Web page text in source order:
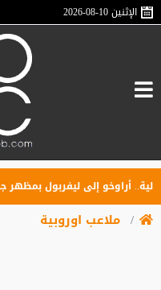
الإثنين2026-08-10
أراوخو إلى ليفربول بمظهر جديد
ملاعب اوروبية